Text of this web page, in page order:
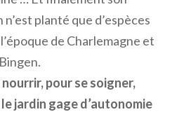
planté que d’espèces
de Charlemagne et
pour se soigner,
jardin gage d’autonomie